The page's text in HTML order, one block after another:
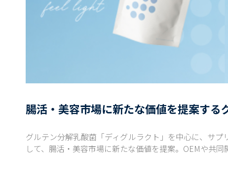
腸活・美容市場に新たな価値を提案する
グルテン分解乳酸菌「ディグルラクト」を中心に、サ
して、腸活・美容市場に新たな価値を提案。OEMや共